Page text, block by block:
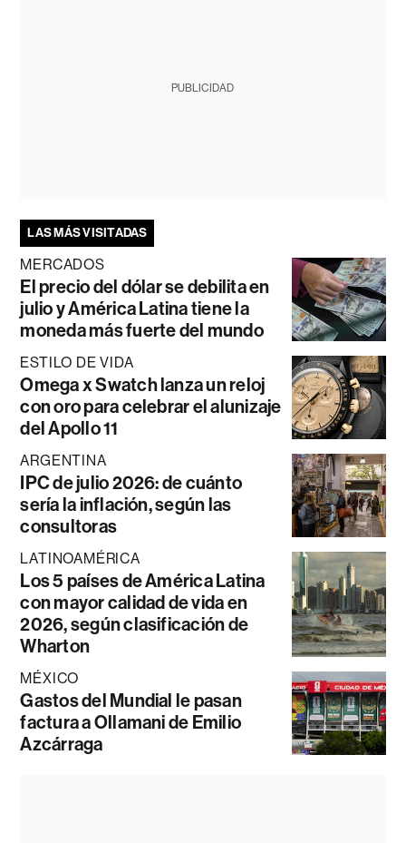
PUBLICIDAD
LAS MÁS VISITADAS
MERCADOS
El precio del dólar se debilita en
julio y América Latina tiene la
moneda más fuerte del mundo
ESTILO DE VIDA
Omega x Swatch lanza un reloj
con oro para celebrar el alunizaje
del Apollo 11
ARGENTINA
IPC de julio 2026: de cuánto
sería la inflación, según las
consultoras
LATINOAMÉRICA
Los 5 países de América Latina
con mayor calidad de vida en
2026, según clasificación de
Wharton
MÉXICO
Gastos del Mundial le pasan
factura a Ollamani de Emilio
Azcárraga